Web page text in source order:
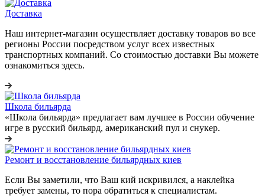
Доставка
Наш интернет-магазин осуществляет доставку товаров во все
регионы России посредством услуг всех известных
транспортных компаний. Со стоимостью доставки Вы можете
ознакомиться здесь.
Школа бильярда
«Школа бильярда» предлагает вам лучшее в России обучение
игре в русский бильярд, американский пул и снукер.
Ремонт и восстановление бильярдных киев
Если Вы заметили, что Ваш кий искривился, а наклейка
требует замены, то пора обратиться к специалистам.